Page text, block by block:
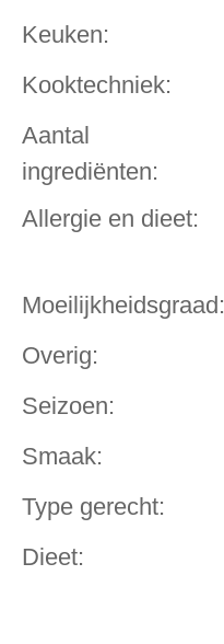
Keuken:
Kooktechniek:
Aantal
ingrediënten:
Allergie en dieet:
Moeilijkheidsgraad:
Overig:
Seizoen:
Smaak:
Type gerecht:
Dieet: